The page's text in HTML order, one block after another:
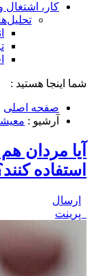
کار، اشتغال
شما اینجا هستید :
صفحه اصلی
آرشیو :
آیا مردان
استفاده
ارسال
پرینت